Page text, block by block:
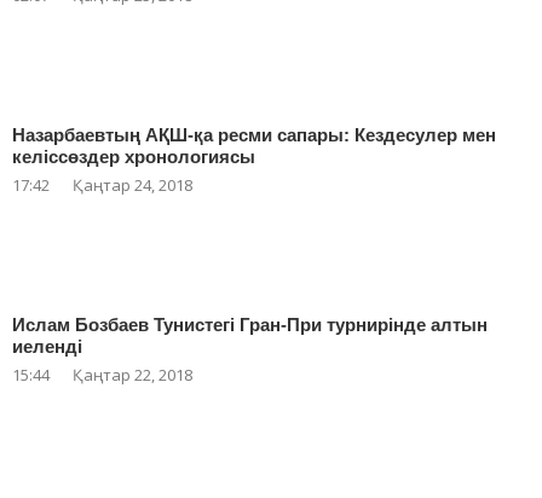
Назарбаевтың АҚШ-қа ресми сапары: Кездесулер мен
келіссөздер хронологиясы
17:42 Қаңтар 24, 2018
Ислам Бозбаев Тунистегі Гран-При турнирінде алтын
иеленді
15:44 Қаңтар 22, 2018